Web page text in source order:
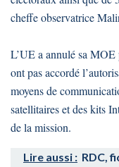
cheffe observatrice
L’UE a annulé sa MOE
ont pas accordé
moyens de
satellitaires et des kits
de la mission.
Lire aussi : RDC,